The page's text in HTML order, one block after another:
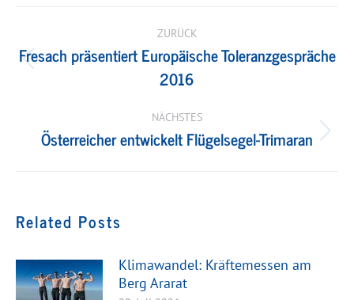
ZURÜCK
Vorheriger
Beitrag:
Fresach präsentiert Europäische Toleranzgespräche
2016
NÄCHSTES
Nächster
Österreicher entwickelt Flügelsegel-Trimaran
Related Posts
Klimawandel: Kräftemessen am
Berg Ararat